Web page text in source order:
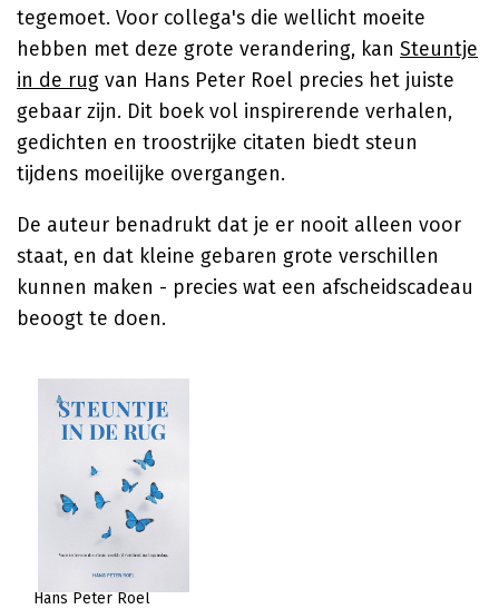
tegemoet. Voor collega's die wellicht moeite
hebben met deze grote verandering, kan Steuntje
in de rug van Hans Peter Roel precies het juiste
gebaar zijn. Dit boek vol inspirerende verhalen,
gedichten en troostrijke citaten biedt steun
tijdens moeilijke overgangen.
De auteur benadrukt dat je er nooit alleen voor
staat, en dat kleine gebaren grote verschillen
kunnen maken - precies wat een afscheidscadeau
beoogt te doen.
Hans Peter Roel